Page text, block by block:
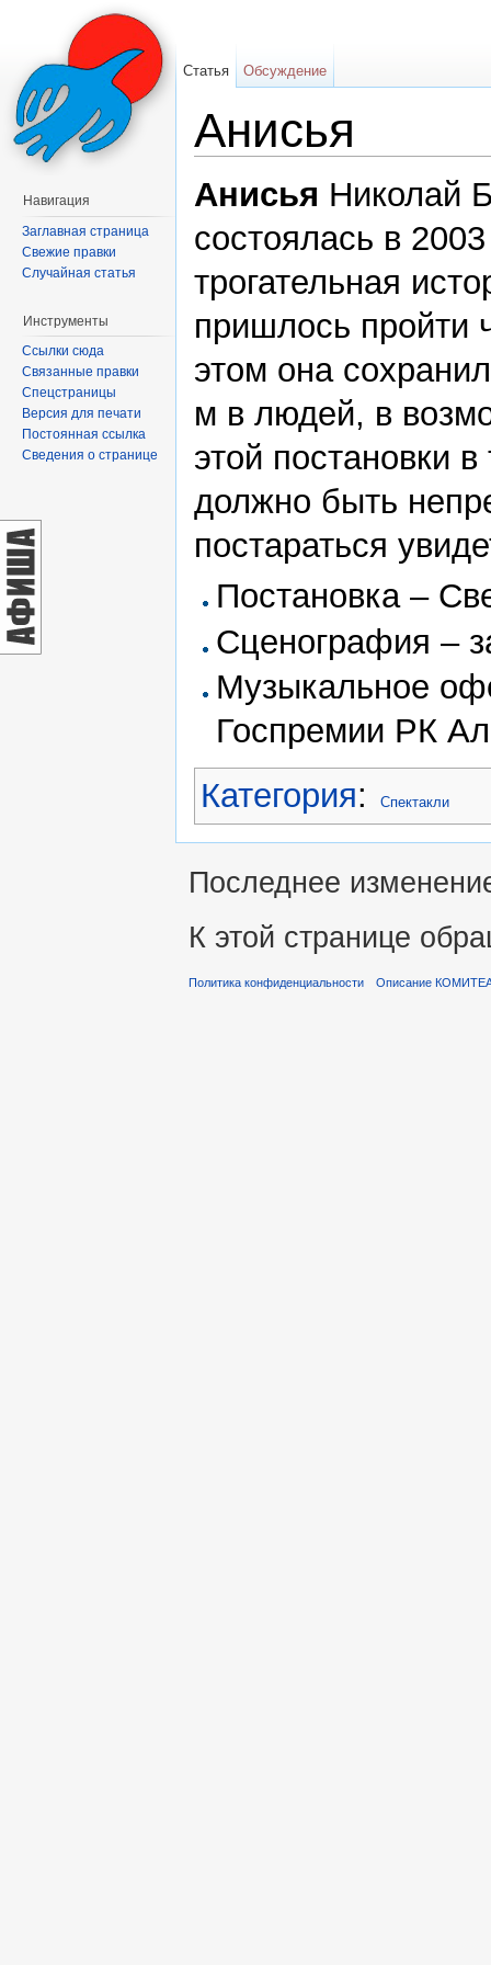
Анисья
Анисья Николай
состоялась в
трогательная
пришлось пройти
этом она
м в людей, в
этой постановки
должно быть
постараться
Постановка –
Сценография –
Музыкальное
Госпремии РК
Категория: Спектакли
Статья Обсуждение
Навигация
Заглавная страница
Свежие правки
Случайная статья
Инструменты
Ссылки сюда
Связанные правки
Спецстраницы
Версия для печати
Постоянная ссылка
Сведения о странице
Последнее
К этой странице
Политика конфиденциальности Описание